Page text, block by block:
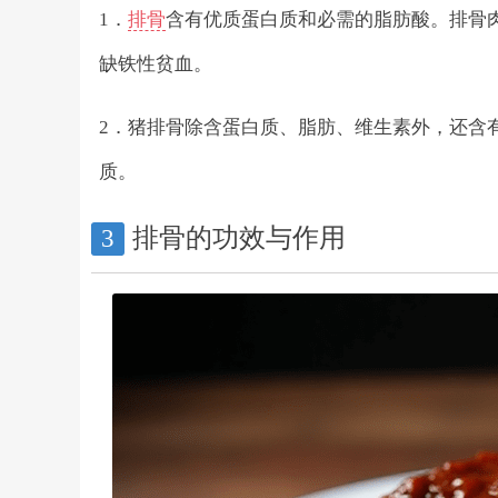
1． 排骨含有优质蛋白质和必需的脂肪酸。排
缺铁性贫血。
2．猪排骨除含蛋白质、脂肪、维生素外，还
质。
3 排骨的功效与作用